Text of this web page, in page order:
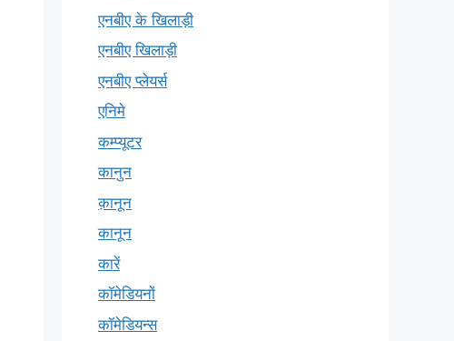
एनबीए के खिलाड़ी
एनबीए खिलाड़ी
एनबीए प्लेयर्स
एनिमे
कम्प्यूटर
कानुन
क़ानून
कानून
कारें
कॉमेडियनों
कॉमेडियन्स